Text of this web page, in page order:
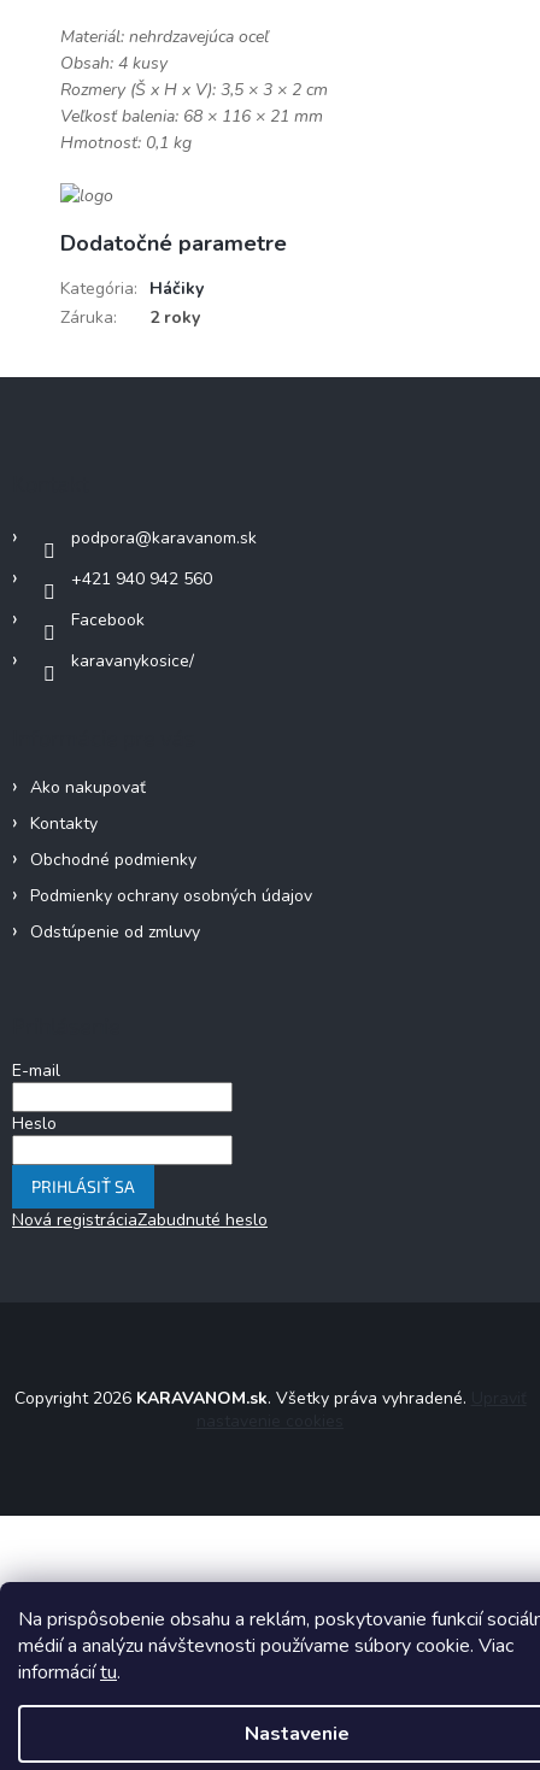
Na prispôsobenie obsahu a reklám, poskytovanie funkcií
médií a analýzu návštevnosti používame súbory cookie. Viac
informáciítu.
Nastavenie
Materiál: nehrdzavejúca oceľ
Obsah: 4 kusy
Rozmery (Š x H x V): 3,5 × 3 × 2 cm
Veľkosť balenia: 68 × 116 × 21 mm
Hmotnosť: 0,1 kg
Dodatočné parametre
Kategória:
Háčiky
Záruka: 2 roky
podpora@karavanom.sk
+421 940 942 560
Facebook
karavanykosice/
Ako nakupovať
Kontakty
Obchodné podmienky
Podmienky ochrany osobných údajov
Odstúpenie od zmluvy
E-mail
Heslo
PRIHLÁSIŤ SA
Nová registráciaZabudnuté heslo
Copyright 2026 KARAVANOM.sk. Všetky práva vyhradené.